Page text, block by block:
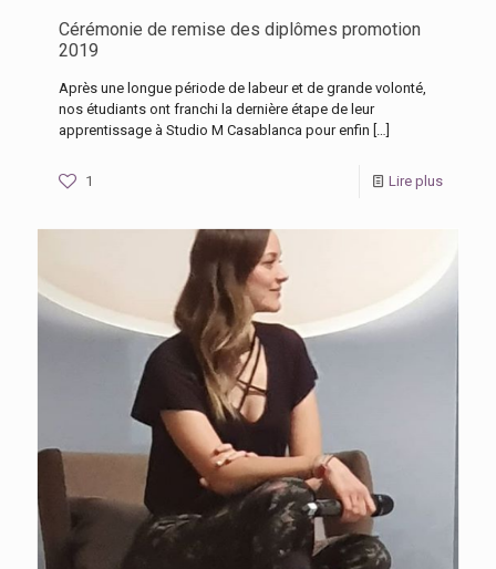
Cérémonie de remise des diplômes promotion
2019
Après une longue période de labeur et de grande volonté,
nos étudiants ont franchi la dernière étape de leur
apprentissage à Studio M Casablanca pour enfin
1 Lire plus